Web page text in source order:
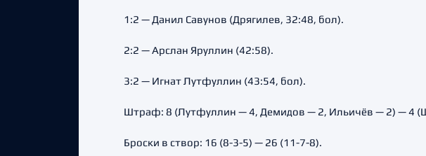
1:2 — Данил Савунов (Дрягилев, 32:48, бол).
2:2 — Арслан Яруллин (42:58).
3:2 — Игнат Лутфуллин (43:54, бол).
Штраф: 8 (Лутфуллин — 4, Демидов — 2, Ильичёв — 2) — 4
Броски в створ: 16 (8-3-5) — 26 (11-7-8).